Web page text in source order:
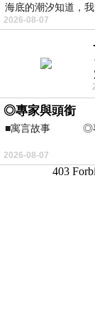
海底的潮汐知道，
2026-08-07
◎專家與頭銜
■寓言故事 ◎專
⊕潘
之谷」裡——
2026-08-07